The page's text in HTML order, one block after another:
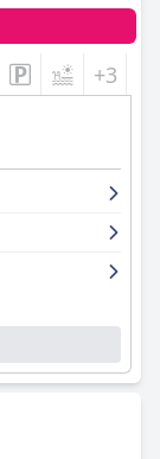
+3